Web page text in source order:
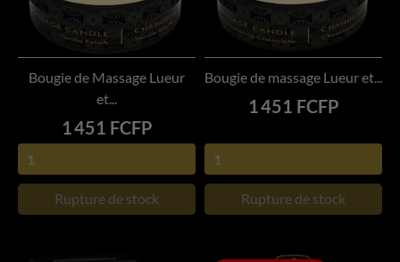
Bougie de Massage Lueur
et...
Prix
1 451 FCFP
Rupture de stock
Bougie de massage Lueur et...
Prix
1 451 FCFP
Rupture de stock